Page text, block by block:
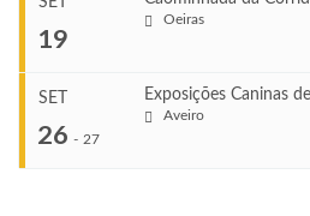
VENUE
Set 11, 2026
Set 12, 2026
VENUE
Set 19, 2026
19
Oeiras
SET
26 - 27
Exposições Caninas
Aveiro